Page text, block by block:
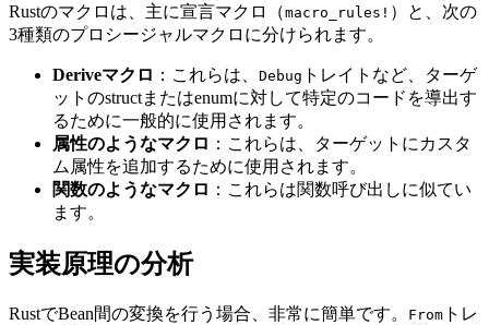
Rustのマクロは、主に宣言マクロ（macro_rules! ）と、次の
3種類のプロシージャルマクロに分けられます。
Deriveマクロ ：これらは、 Debug トレイトなど、ターゲ
ットのstructまたはenumに対して特定のコードを導出す
るために一般的に使用されます。
属性のようなマクロ ：これらは、ターゲットにカスタ
ム属性を追加するために使用されます。
関数のようなマクロ ：これらは関数呼び出しに似てい
ます。
実装原理の分析
RustでBean間の変換を行う場合、非常に簡単です。 From トレ